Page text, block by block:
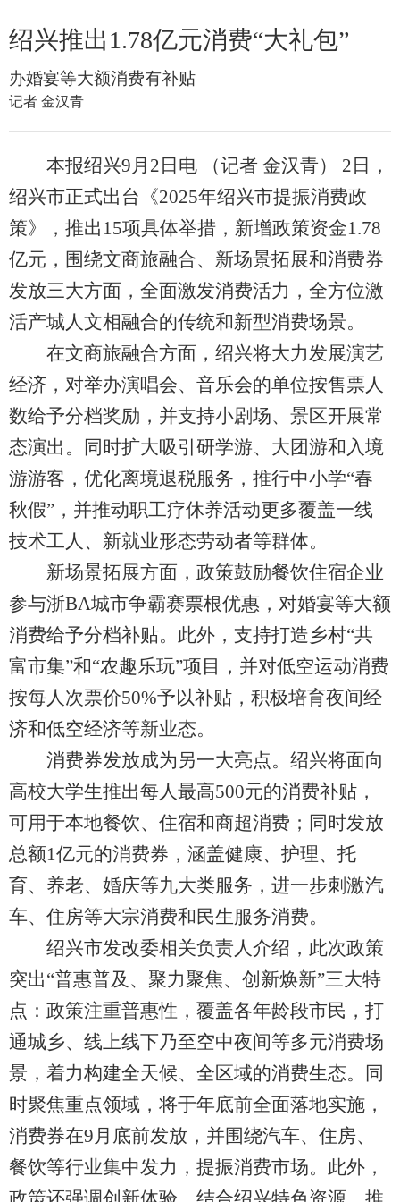
绍兴推出1.78亿元消费“大礼包”
办婚宴等大额消费有补贴
记者 金汉青
本报绍兴9月2日电 （记者 金汉青） 2日，
绍兴市正式出台《2025年绍兴市提振消费政
策》，推出15项具体举措，新增政策资金1.78
亿元，围绕文商旅融合、新场景拓展和消费券
发放三大方面，全面激发消费活力，全方位激
活产城人文相融合的传统和新型消费场景。
在文商旅融合方面，绍兴将大力发展演艺
经济，对举办演唱会、音乐会的单位按售票人
数给予分档奖励，并支持小剧场、景区开展常
态演出。同时扩大吸引研学游、大团游和入境
游游客，优化离境退税服务，推行中小学“春
秋假”，并推动职工疗休养活动更多覆盖一线
技术工人、新就业形态劳动者等群体。
新场景拓展方面，政策鼓励餐饮住宿企业
参与浙BA城市争霸赛票根优惠，对婚宴等大额
消费给予分档补贴。此外，支持打造乡村“共
富市集”和“农趣乐玩”项目，并对低空运动消费
按每人次票价50%予以补贴，积极培育夜间经
济和低空经济等新业态。
消费券发放成为另一大亮点。绍兴将面向
高校大学生推出每人最高500元的消费补贴，
可用于本地餐饮、住宿和商超消费；同时发放
总额1亿元的消费券，涵盖健康、护理、托
育、养老、婚庆等九大类服务，进一步刺激汽
车、住房等大宗消费和民生服务消费。
绍兴市发改委相关负责人介绍，此次政策
突出“普惠普及、聚力聚焦、创新焕新”三大特
点：政策注重普惠性，覆盖各年龄段市民，打
通城乡、线上线下乃至空中夜间等多元消费场
景，着力构建全天候、全区域的消费生态。同
时聚焦重点领域，将于年底前全面落地实施，
消费券在9月底前发放，并围绕汽车、住房、
餐饮等行业集中发力，提振消费市场。此外，